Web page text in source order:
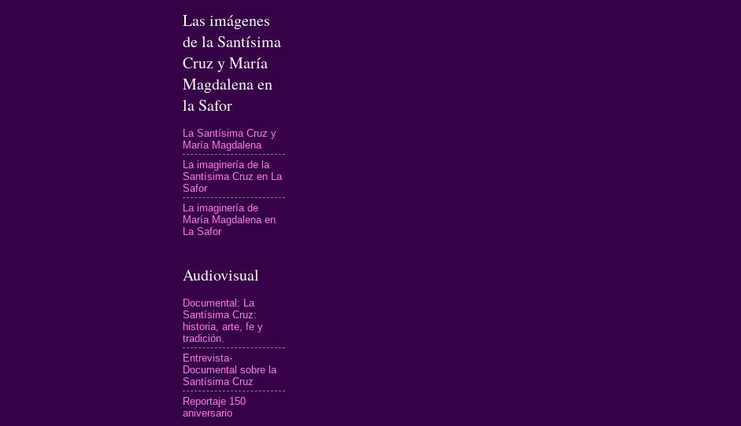
Las imágenes
de la Santísima
Cruz y María
Magdalena en
la Safor
La Santísima Cruz y
María Magdalena
La imaginería de la
Santísima Cruz en La
Safor
La imaginería de
María Magdalena en
La Safor
Audiovisual
Documental: La
Santísima Cruz:
historia, arte, fe y
tradición.
Entrevista-
Documental sobre la
Santísima Cruz
Reportaje 150
aniversario